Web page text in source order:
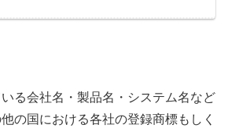
る会社名・製品名・システム名など
の国における各社の登録商標もしく